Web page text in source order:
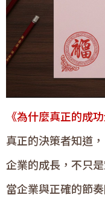
《為什麼真正的成
真正的決策者知道，
企業的成長，不只
當企業與正確的節